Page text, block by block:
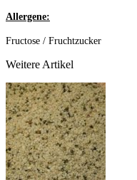
Allergene:
Fructose / Fruchtzucker
Weitere Artikel